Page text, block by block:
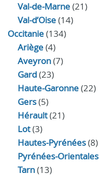
Val-de-Marne(21)
Val-d’Oise(14)
Occitanie(134)
Ariège(4)
Aveyron(7)
Gard(23)
Haute-Garonne(22)
Gers(5)
Hérault(21)
Lot(3)
Hautes-Pyrénées(8)
Pyrénées-Orientales
Tarn(13)